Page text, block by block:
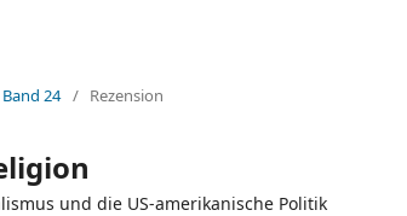
24 / Rezension
und die US-amerikanische Politik